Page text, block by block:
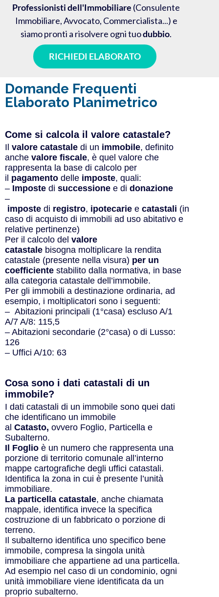
Professionisti dell'Immobiliare (Consulente
Immobiliare, Avvocato, Commercialista...) e
siamo pronti a risolvere ogni tuodubbio.
RICHIEDI ELABORATO
Domande Frequenti
Elaborato Planimetrico
Come si calcola il valore catastale?​
Il valore catastale di un immobile, definito
anche valore fiscale, è quel valore che
rappresenta la base di calcolo per
il pagamento delle imposte, quali:
– Imposte di successione e di donazione
–
imposte di registro, ipotecarie e catastali (in
caso di acquisto di immobili ad uso abitativo e
relative pertinenze)
Per il calcolo del valore
catastale bisogna moltiplicare la rendita
catastale (presente nella visura) per un
coefficiente stabilito dalla normativa, in base
alla categoria catastale dell’immobile.
Per gli immobili a destinazione ordinaria, ad
esempio, i moltiplicatori sono i seguenti:
– Abitazioni principali (1°casa) escluso A/1
A/7 A/8: 115,5
– Abitazioni secondarie (2°casa) o di Lusso:
126
– Uffici A/10: 63
Cosa sono i dati catastali di un
immobile?​
I dati catastali di un immobile sono quei dati
che identificano un immobile
al Catasto, ovvero Foglio, Particella e
Subalterno.
Il Foglio è un numero che rappresenta una
porzione di territorio comunale all’interno
mappe cartografiche degli uffici catastali.
Identifica la zona in cui è presente l’unità
immobiliare.
La particella catastale, anche chiamata
mappale, identifica invece la specifica
costruzione di un fabbricato o porzione di
terreno.
Il subalterno identifica uno specifico bene
immobile, compresa la singola unità
immobiliare che appartiene ad una particella.
Ad esempio nel caso di un condominio, ogni
unità immobiliare viene identificata da un
proprio subalterno.